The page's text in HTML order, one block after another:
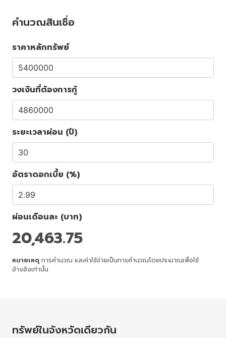
คำนวณสินเชื่อ
ราคาหลักทรัพย์
วงเงินที่ต้องการกู้
ระยะเวลาผ่อน (ปี)
อัตราดอกเบี้ย (%)
ผ่อนเดือนละ (บาท)
20,463.75
หมายเหตุ การคำนวณ และค่าใช้จ่ายเป็นการคำนวณโดยประมาณเพื่อใช้
อ้างอิงเท่านั้น
ทรัพย์ในจังหวัดเดียวกัน